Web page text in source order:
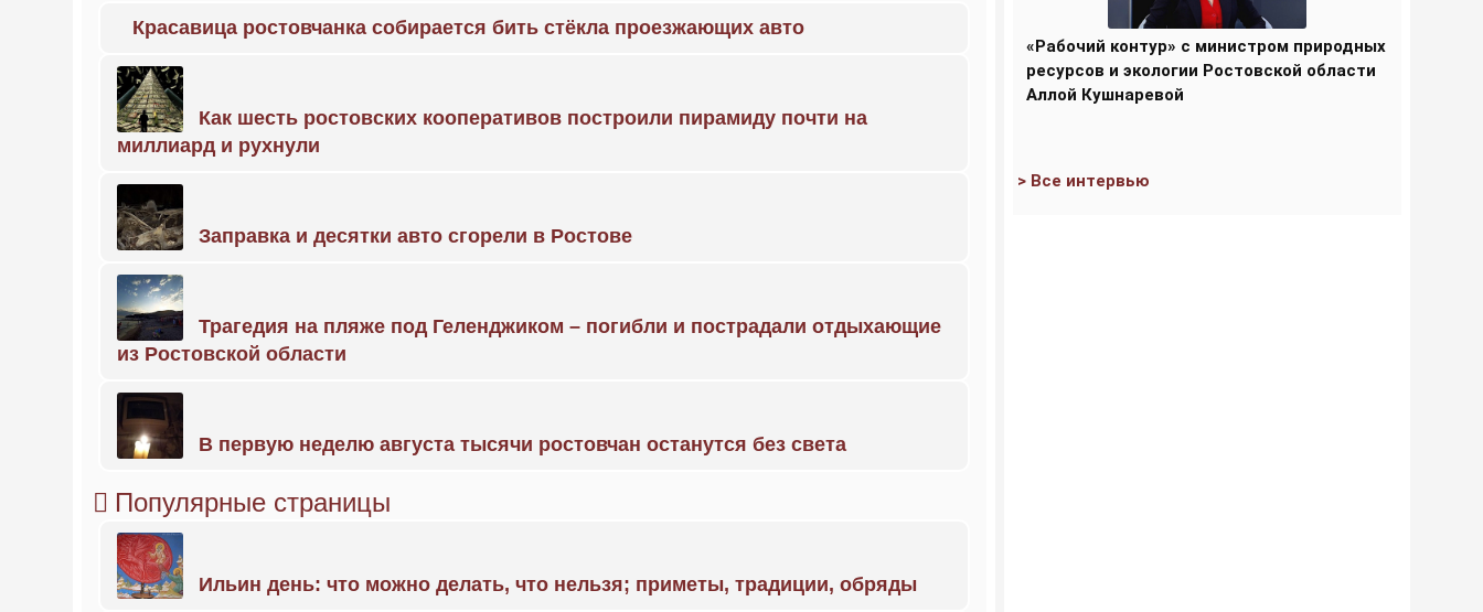
Красавица ростовчанка собирается бить стёкла проезжающих авто
Как шесть ростовских кооперативов построили пирамиду почти на
миллиард и рухнули
Заправка и десятки авто сгорели в Ростове
Трагедия на пляже под Геленджиком – погибли и пострадали отдыхающие
из Ростовской области
В первую неделю августа тысячи ростовчан останутся без света
Популярные страницы
Ильин день: что можно делать, что нельзя; приметы, традиции, обряды
«Рабочий контур» с министром природных
ресурсов и экологии Ростовской области
Аллой Кушнаревой
> Все интервью